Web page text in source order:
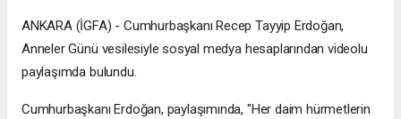
ANKARA (İGFA) - Cumhurbaşkanı Recep Tayyip Erdoğan,
Anneler Günü vesilesiyle sosyal medya hesaplarından videolu
paylaşımda bulundu.
Cumhurbaşkanı Erdoğan, paylaşımında, "Her daim hürmetlerin